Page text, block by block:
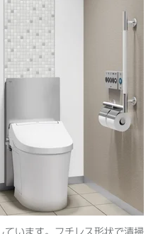
ています。フチレス形状で清掃